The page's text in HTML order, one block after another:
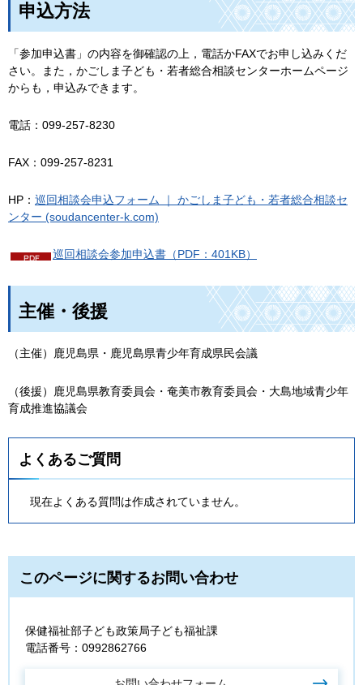
申込方法
「参加申込書」の内容を御確認の上，電話かFAXでお申し込みくだ
さい。また，かごしま子ども・若者総合相談センターホームページ
からも，申込みできます。
電話：099-257-8230
FAX：099-257-8231
HP： 巡回相談会申込フォーム ｜ かごしま子ども・若者総合相談セ
ンター (soudancenter-k.com)
巡回相談会参加申込書（PDF：401KB）
主催・後援
（主催）鹿児島県・鹿児島県青少年育成県民会議
（後援）鹿児島県教育委員会・奄美市教育委員会・大島地域青少年
育成推進協議会
よくあるご質問
現在よくある質問は作成されていません。
このページに関するお問い合わせ
保健福祉部子ども政策局子ども福祉課
電話番号：0992862766